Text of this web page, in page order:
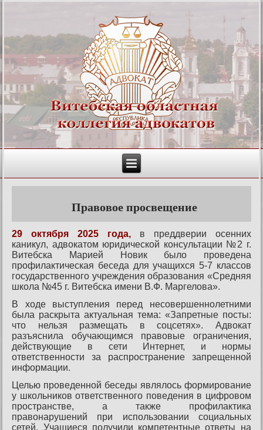
Правовое просвещение
29 октября 2025 года,
в преддверии осенних
каникул, адвокатом юридической консультации №2 г.
Витебска Марией Новик было проведена
профилактическая беседа для учащихся 5-7 классов
государственного учреждения образования «Средняя
школа №45 г. Витебска имени В.Ф. Маргелова».
В ходе выступления перед несовершеннолетними
была раскрыта актуальная тема: «Запретные посты:
что нельзя размещать в соцсетях». Адвокат
разъяснила обучающимся правовые ограничения,
действующие в сети Интернет, и нормы
ответственности за распространение запрещенной
информации.
Целью проведенной беседы являлось формирование
у школьников ответственного поведения в цифровом
пространстве, а также профилактика
правонарушений при использовании социальных
сетей. Учащиеся получили компетентные ответы на